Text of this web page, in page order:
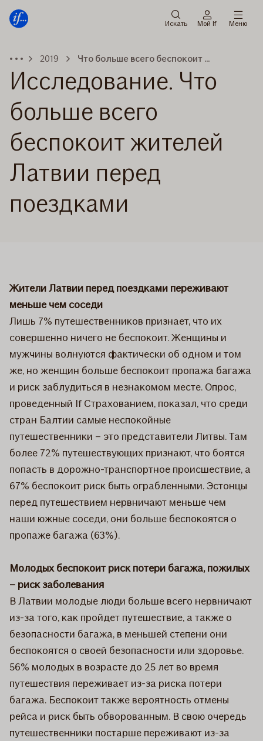
Искать Мой If Меню
2019 Что больше всего беспокоит жителей Латвии перед поездками
Исследование. Что
больше всего
беспокоит жителей
Латвии перед
поездками
Жители Латвии перед поездками переживают
меньше чем соседи
Лишь 7% путешественников признает, что их
совершенно ничего не беспокоит. Женщины и
мужчины волнуются фактически об одном и том
же, но женщин больше беспокоит пропажа багажа
и риск заблудиться в незнакомом месте. Опрос,
проведенный If Страхованием, показал, что среди
стран Балтии самые неспокойные
путешественники – это представители Литвы. Там
более 72% путешествующих признают, что боятся
попасть в дорожно-транспортное происшествие, а
67% беспокоит риск быть ограбленными. Эстонцы
перед путешествием нервничают меньше чем
наши южные соседи, они больше беспокоятся о
пропаже багажа (63%).
Молодых беспокоит риск потери багажа, пожилых
– риск заболевания
В Латвии молодые люди больше всего нервничают
из-за того, как пройдет путешествие, а также о
безопасности багажа, в меньшей степени они
беспокоятся о своей безопасности или здоровье.
56% молодых в возрасте до 25 лет во время
путешествия переживает из-за риска потери
багажа. Беспокоит также вероятность отмены
рейса и риск быть обворованным. В свою очередь
путешественники постарше переживают из-за